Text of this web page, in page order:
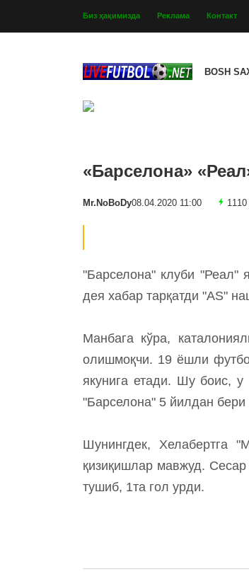
Биз ҳақимизда Реклама Контакт
BOSH
«Барселона»
Mr.NoBoDy08.04.2020 11:00 1110
"Барселона" клуби "Реал"
дея хабар тарқатди "AS"
Манбага кўра,
олишмоқчи. 19 ёшли
якунига етади. Шу боис,
"Барселона" 5 йилдан бери
Шунингдек, Хелабертга
қизиқишлар мавжуд.
тушиб, 1та гол урди.